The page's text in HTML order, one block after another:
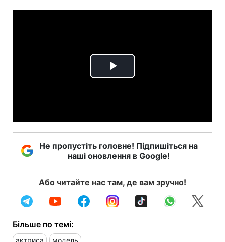
Play
Не пропустіть головне! Підпишіться на
наші оновлення в Google!
Або читайте нас там, де вам зручно!
Більше по темі:
актриса модель